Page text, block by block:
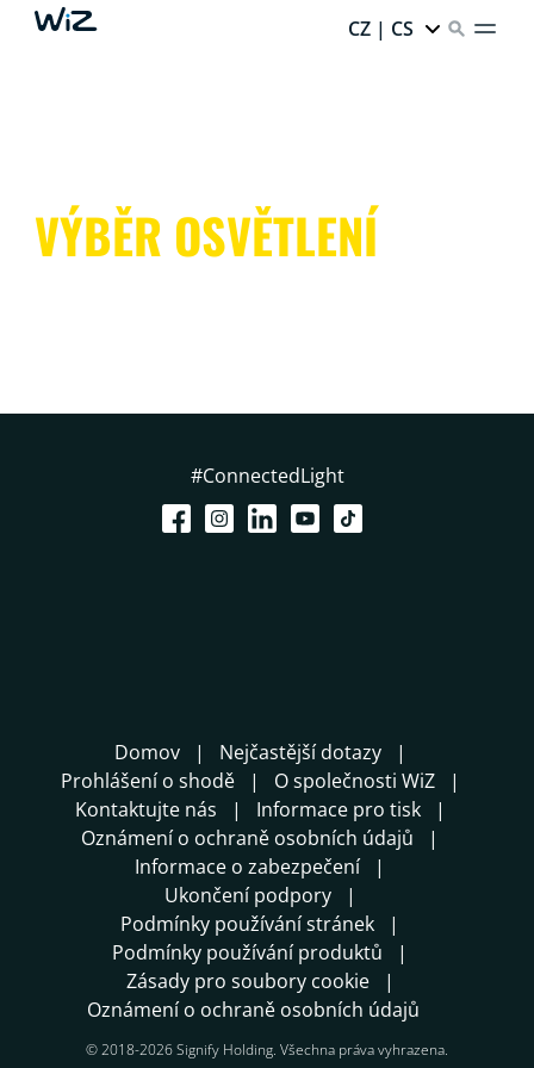
CZ | CS
VÝBĚR OSVĚTLENÍ
#ConnectedLight
Domov
Nejčastější dotazy
Prohlášení o shodě
O společnosti WiZ
Kontaktujte nás
Informace pro tisk
Oznámení o ochraně osobních údajů
Informace o zabezpečení
Ukončení podpory
Podmínky používání stránek
Podmínky používání produktů
Zásady pro soubory cookie
Oznámení o ochraně osobních údajů
© 2018-2026 Signify Holding. Všechna práva vyhrazena.